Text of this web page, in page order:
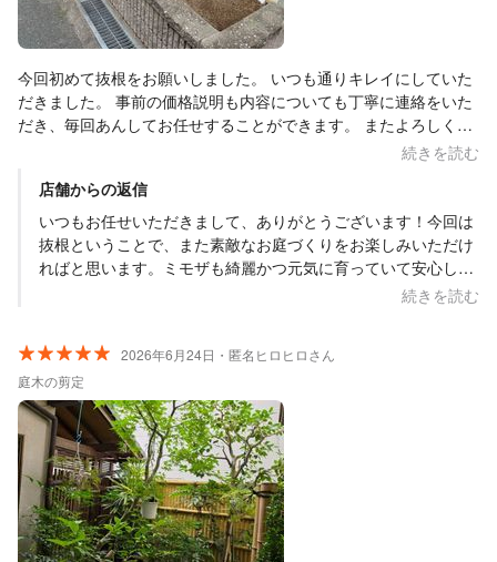
今回初めて抜根をお願いしました。 いつも通りキレイにしていた
だきました。 事前の価格説明も内容についても丁寧に連絡をいた
だき、毎回あんしてお任せすることができます。 またよろしくお
続きを読む
店舗からの返信
いつもお任せいただきまして、ありがとうございます！今回は
抜根ということで、また素敵なお庭づくりをお楽しみいただけ
ればと思います。ミモザも綺麗かつ元気に育っていて安心しま
した♪また何かございましたら、お気軽にご相談ください。今
続きを読む
2026年6月24日・匿名ヒロヒロさん
庭木の剪定